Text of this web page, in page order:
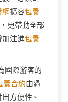
網擴容包養
更帶動全部
加注進包養
國際游客的
養合約由過
方便性、